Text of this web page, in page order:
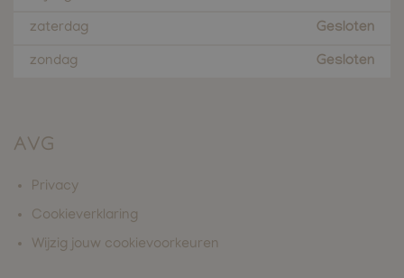
zaterdag
Gesloten
zondag Gesloten
AVG
Privacy
Cookieverklaring
Wijzig jouw cookievoorkeuren